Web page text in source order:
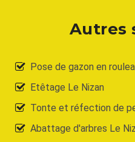
Autres
Pose de gazon en
Etêtage Le Nizan
Tonte et réfection de
Abattage d'arbres Le